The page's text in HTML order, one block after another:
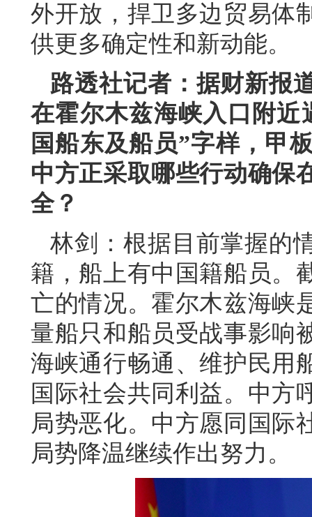
外开放，捍卫多边贸易体
供更多确定性和新动能。
路透社记者：据财新报
在霍尔木兹海峡入口附近
国船东及船员”字样，甲
中方正采取哪些行动确保
全？
林剑：根据目前掌握的
籍，船上有中国籍船员。
亡的情况。霍尔木兹海峡
量船只和船员受战事影响
海峡通行畅通、维护民用
国际社会共同利益。中方
局势恶化。中方愿同国际
局势降温继续作出努力。